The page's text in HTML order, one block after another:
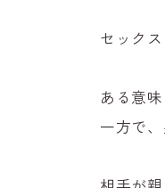
セック
ある意
一方で